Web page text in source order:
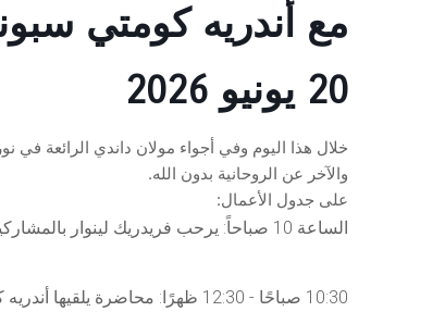
مع أندريه كومتي
20 يونيو 2026
خلال هذا اليوم وفي أجواء مولان داندي الرائعة
والآخر عن الروحانية بدون الله.
على جدول الأعمال:
الساعة 10 صباحاً: يرحب فريدريك لينوار بالمشاركين، وسيكون حاضراً طوال اليوم
10:30 صباحًا - 12:30 ظهرًا: محاضرة يلقيها أندريه كونت سبونفيل، تليها فترة نقاش